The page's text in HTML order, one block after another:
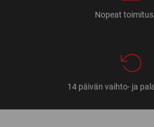
Nopeat
14 päivän vaihto- ja